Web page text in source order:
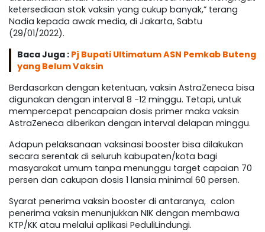
ketersediaan stok vaksin yang cukup banyak,” terang
Nadia kepada awak media, di Jakarta, Sabtu
(29/01/2022).
Baca Juga : Pj Bupati Ultimatum ASN Pemkab Buteng
yang Belum Vaksin
Berdasarkan dengan ketentuan, vaksin AstraZeneca bisa
digunakan dengan interval 8 -12 minggu. Tetapi, untuk
mempercepat pencapaian dosis primer maka vaksin
AstraZeneca diberikan dengan interval delapan minggu.
Adapun pelaksanaan vaksinasi booster bisa dilakukan
secara serentak di seluruh kabupaten/kota bagi
masyarakat umum tanpa menunggu target capaian 70
persen dan cakupan dosis 1 lansia minimal 60 persen.
Syarat penerima vaksin booster di antaranya, calon
penerima vaksin menunjukkan NIK dengan membawa
KTP/KK atau melalui aplikasi PeduliLindungi.